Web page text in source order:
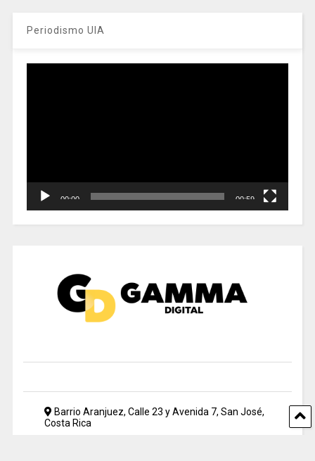
Periodismo UIA
00:00 00:59
Barrio Aranjuez, Calle 23 y Avenida 7, San José,
Costa Rica